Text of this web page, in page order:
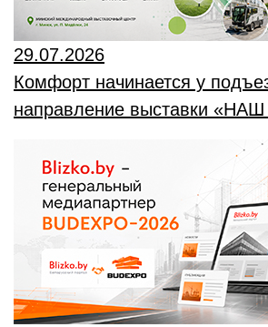
29.07.2026
Комфорт начинается у
направление выставки